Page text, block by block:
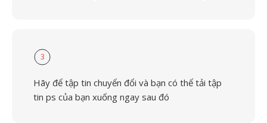
3
Hãy để tập tin chuyển đổi và bạn có thể tải tập
tin ps của bạn xuống ngay sau đó